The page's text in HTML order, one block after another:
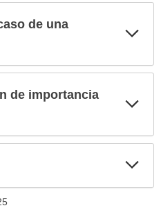
de una
de importancia